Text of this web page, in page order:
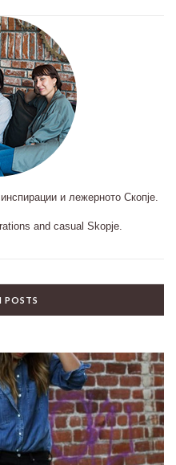
и лежерното Скопје.
and casual Skopje.
POSTS